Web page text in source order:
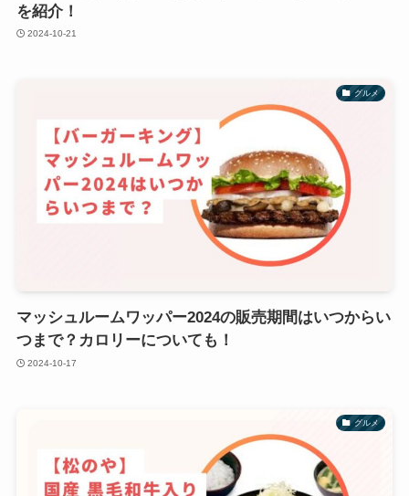
を紹介！
2024-10-21
グルメ
マッシュルームワッパー2024の販売期間はいつからい
つまで？カロリーについても！
2024-10-17
グルメ